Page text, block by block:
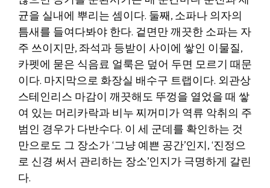
균을 실내에 뿌리는 셈이다. 둘째, 소파나 의자의
틈새를 들여다봐야 한다. 겉면만 깨끗한 소파는 자
주 쓰이지만, 좌석과 등받이 사이에 쌓인 이물질,
카펫에 묻은 식음료 얼룩은 덮어 두면 모르기 때문
이다. 마지막으로 화장실 배수구 트랩이다. 외관상
스테인리스 마감이 깨끗해도 뚜껑을 열었을 때 쌓
여 있는 머리카락과 비누 찌꺼미가 역류 악취의 주
범인 경우가 다반수다. 이 세 군데를 확인하는 것
만으로도 그 장소가 ‘그냥 예쁜 공간’인지, ‘진정으
로 신경 써서 관리하는 장소’인지가 극명하게 갈린
다.